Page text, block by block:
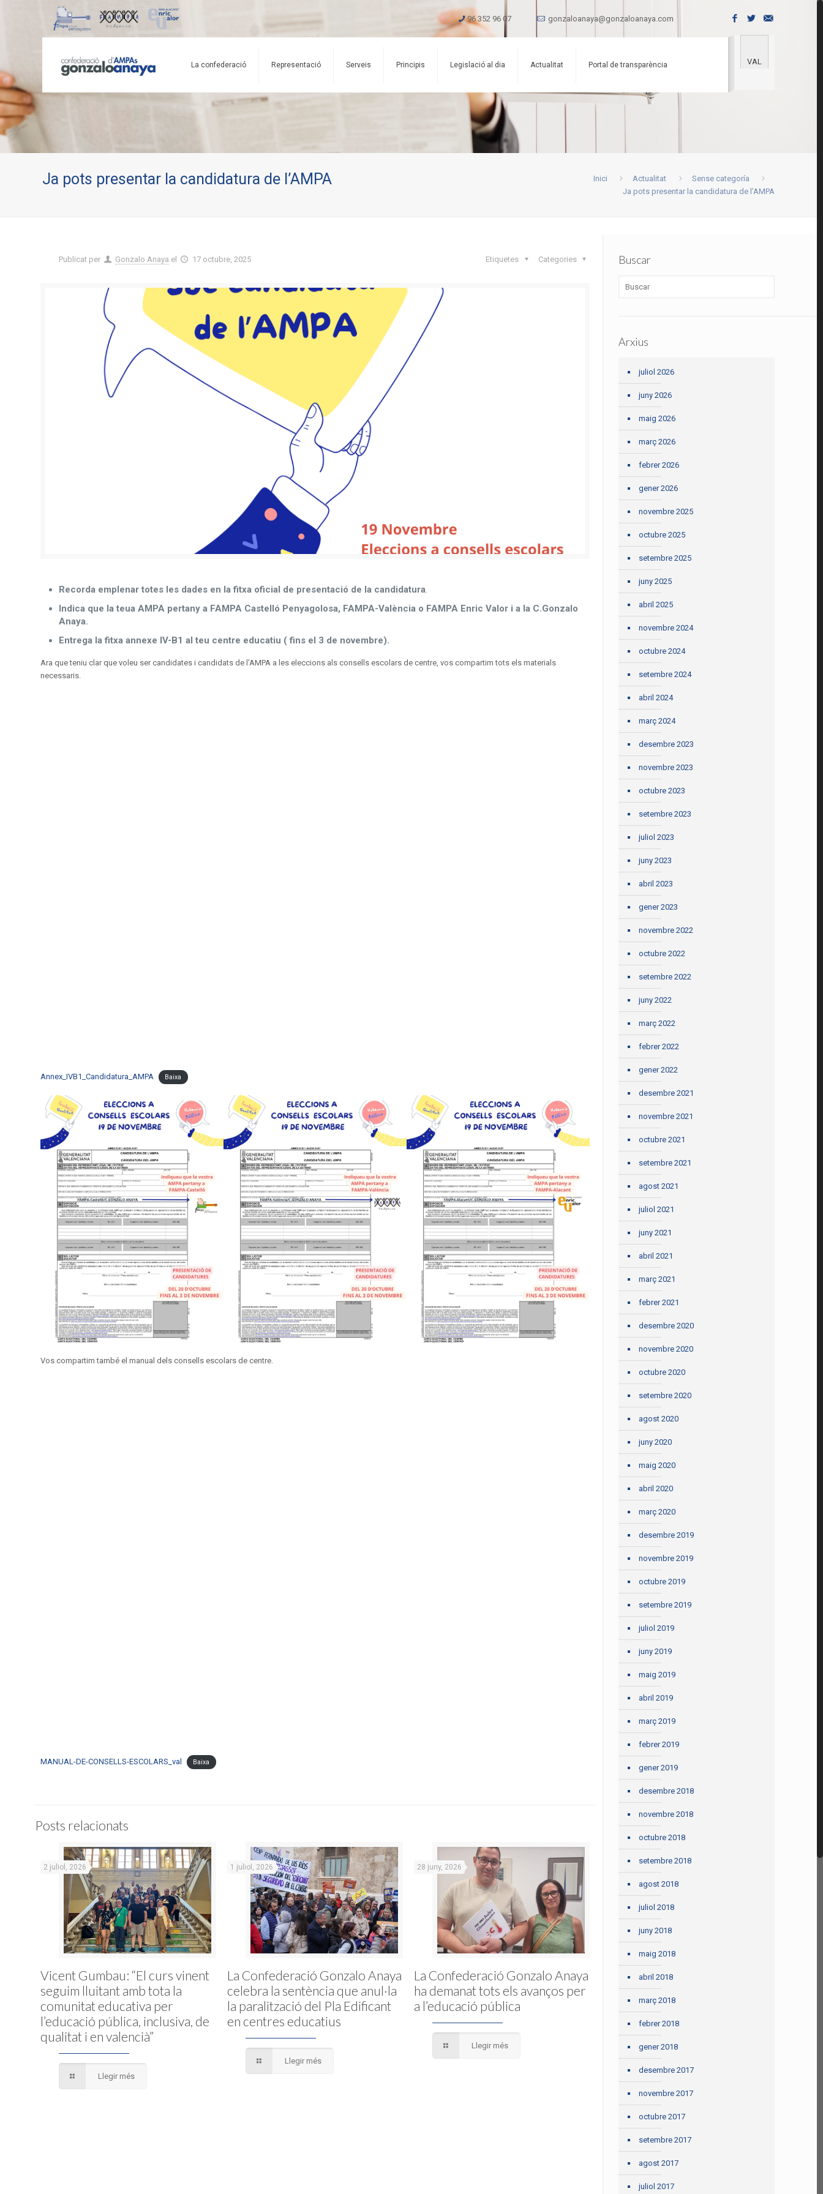
96 352 96 07 gonzaloanaya@gonzaloanaya.com
La confederació Representació Serveis Principis Legislació al dia Actualitat Portal de transparència VAL
Ja pots presentar la candidatura de l’AMPA Inici Actualitat
Sense categoría
Ja pots presentar la candidatura de l’AMPA
Publicat per Gonzalo Anaya el 17 octubre, 2025 Categories
Etiquetes
Recorda emplenar totes les dades en la fitxa oficial de presentació de la candidatura.
Indica que la teua AMPA pertany a FAMPA Castelló Penyagolosa, FAMPA-València o FAMPA Enric Valor i a la C.Gonzalo
Anaya.
Entrega la fitxa annexe IV-B1 al teu centre educatiu ( fins el 3 de novembre).
Ara que teniu clar que voleu ser candidates i candidats de l’AMPA a les eleccions als consells escolars de centre, vos compartim tots els materials
necessaris.
Annex_IVB1_Candidatura_AMPA Baixa
Vos compartim també el manual dels consells escolars de centre.
MANUAL-DE-CONSELLS-ESCOLARS_val Baixa
Posts relacionats
2 juliol, 2026
Vicent Gumbau: “El curs vinent
seguim lluitant amb tota la
comunitat educativa per
l’educació pública, inclusiva, de
qualitat i en valencià”
Llegir més
1 juliol, 2026
La Confederació Gonzalo Anaya
celebra la sentència que anul·la
la paralització del Pla Edificant
en centres educatius
Llegir més
28 juny, 2026
La Confederació Gonzalo Anaya
ha demanat tots els avanços per
a l’educació pública
Llegir més
Buscar
Arxius
juliol 2026
juny 2026
maig 2026
març 2026
febrer 2026
gener 2026
novembre 2025
octubre 2025
setembre 2025
juny 2025
abril 2025
novembre 2024
octubre 2024
setembre 2024
abril 2024
març 2024
desembre 2023
novembre 2023
octubre 2023
setembre 2023
juliol 2023
juny 2023
abril 2023
gener 2023
novembre 2022
octubre 2022
setembre 2022
juny 2022
març 2022
febrer 2022
gener 2022
desembre 2021
novembre 2021
octubre 2021
setembre 2021
agost 2021
juliol 2021
juny 2021
abril 2021
març 2021
febrer 2021
desembre 2020
novembre 2020
octubre 2020
setembre 2020
agost 2020
juny 2020
maig 2020
abril 2020
març 2020
desembre 2019
novembre 2019
octubre 2019
setembre 2019
juliol 2019
juny 2019
maig 2019
abril 2019
març 2019
febrer 2019
gener 2019
desembre 2018
novembre 2018
octubre 2018
setembre 2018
agost 2018
juliol 2018
juny 2018
maig 2018
abril 2018
març 2018
febrer 2018
gener 2018
desembre 2017
novembre 2017
octubre 2017
setembre 2017
agost 2017
juliol 2017